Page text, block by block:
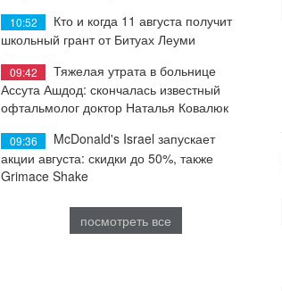
10:52
Кто и когда 11 августа получит
школьный грант от Битуах Леуми
09:42
Тяжелая утрата в больнице
Ассута Ашдод: скончалась известный
офтальмолог доктор Наталья Ковалюк
09:36
McDonald's Israel запускает
акции августа: скидки до 50%, также
Grimace Shake
посмотреть все